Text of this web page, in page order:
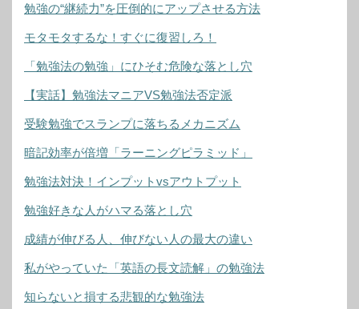
勉強の“継続力”を圧倒的にアップさせる方法
モタモタするな！すぐに復習しろ！
「勉強法の勉強」にひそむ危険な落とし穴
【実話】勉強法マニアVS勉強法否定派
受験勉強でスランプに落ちるメカニズム
暗記効率が倍増「ラーニングピラミッド」
勉強法対決！インプットvsアウトプット
勉強好きな人がハマる落とし穴
成績が伸びる人、伸びない人の最大の違い
私がやっていた「英語の長文読解」の勉強法
知らないと損する悲観的な勉強法